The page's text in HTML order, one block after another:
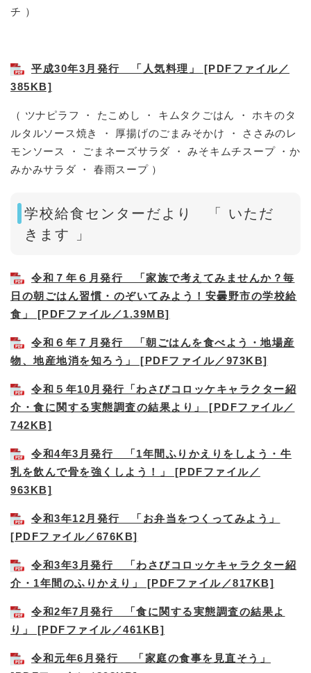
チ ）
平成30年3月発行 「人気料理」 [PDFファイル／
385KB]
（ ツナピラフ ・ たこめし ・ キムタクごはん ・ ホキのタ
ルタルソース焼き ・ 厚揚げのごまみそかけ ・ ささみのレ
モンソース ・ ごまネーズサラダ ・ みそキムチスープ ・か
みかみサラダ ・ 春雨スープ ）
学校給食センターだより 「 いただ
きます 」
令和７年６月発行 「家族で考えてみませんか？毎
日の朝ごはん習慣・のぞいてみよう！安曇野市の学校給
食」 [PDFファイル／1.39MB]
令和６年７月発行 「朝ごはんを食べよう・地場産
物、地産地消を知ろう」 [PDFファイル／973KB]
令和５年10月発行「わさびコロッケキャラクター紹
介・食に関する実態調査の結果より」 [PDFファイル／
742KB]
令和4年3月発行 「1年間ふりかえりをしよう・牛
乳を飲んで骨を強くしよう！」 [PDFファイル／
963KB]
令和3年12月発行 「お弁当をつくってみよう」
[PDFファイル／676KB]
令和3年3月発行 「わさびコロッケキャラクター紹
介・1年間のふりかえり」 [PDFファイル／817KB]
令和2年7月発行 「食に関する実態調査の結果よ
り」 [PDFファイル／461KB]
令和元年6月発行 「家庭の食事を見直そう」